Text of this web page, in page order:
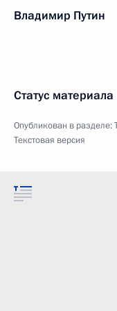
Владимир Путин
Статус материала
Опубликован в разделе:
Текстовая версия